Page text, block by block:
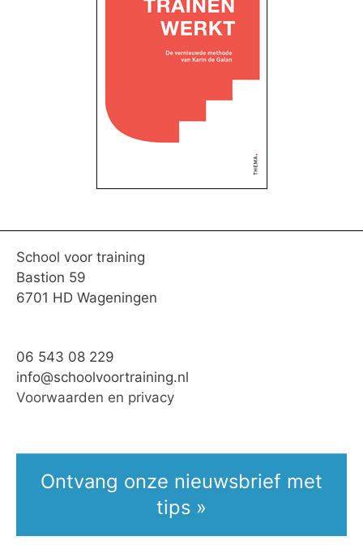
School voor training
Bastion 59
6701 HD Wageningen
06 543 08 229
info@schoolvoortraining.nl
Voorwaarden en privacy
Ontvang onze nieuwsbrief met
tips »